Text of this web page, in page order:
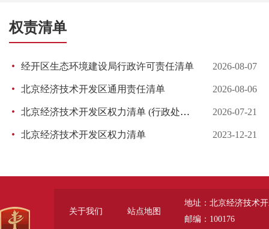
权责清单
经开区生态环境建设局行政许可责任清单 2026-08-07
北京经济技术开发区通用责任清单 2026-08-06
北京经济技术开发区权力清单 (行政处罚） 2026-07-21
北京经济技术开发区权力清单 2023-12-21
关于我们 站点地图
地址：北京经济技术
邮编：100176